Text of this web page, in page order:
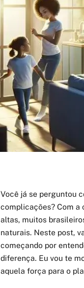
Você já se perguntou
complicações? Com a
altas, muitos
naturais. Neste post,
começando por
diferença. Eu vou te
aquela força para o